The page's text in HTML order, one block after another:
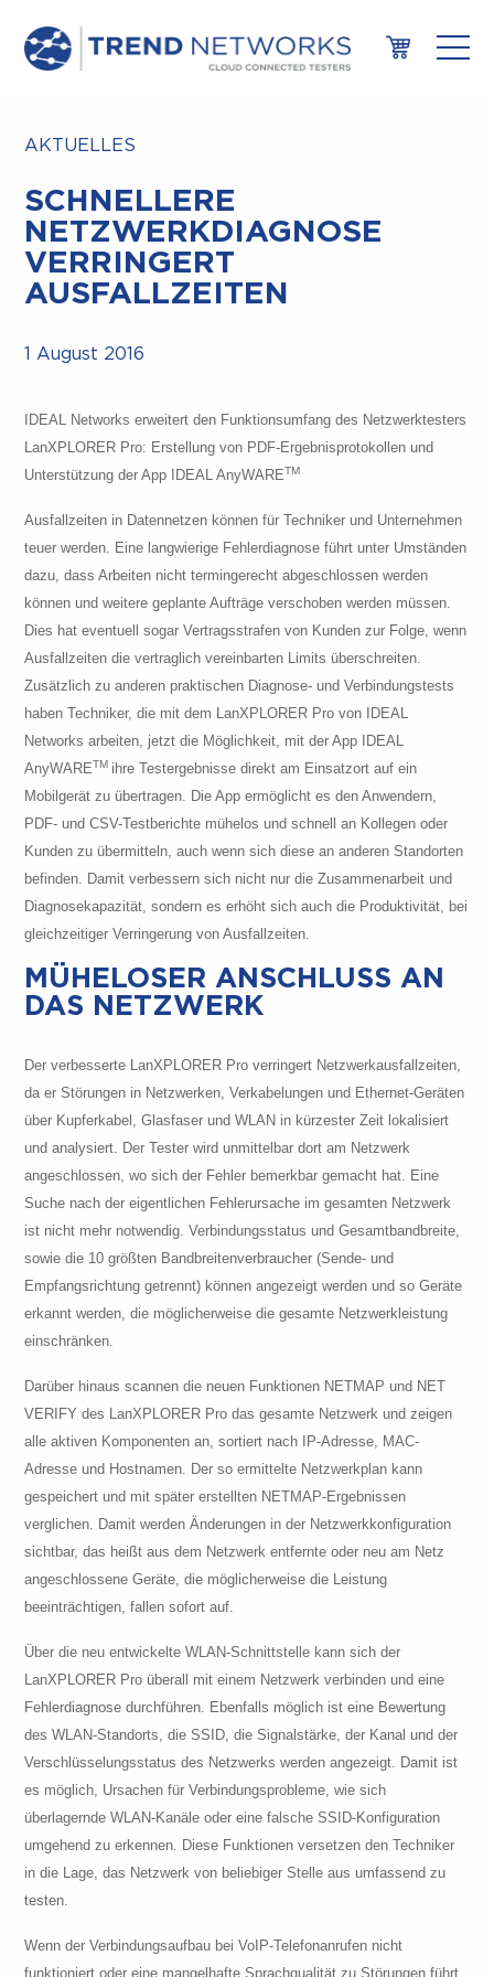
AKTUELLES
SCHNELLERE
NETZWERKDIAGNOSE
VERRINGERT
AUSFALLZEITEN
1 August 2016
IDEAL Networks erweitert den Funktionsumfang des Netzwerktesters
LanXPLORER Pro: Erstellung von PDF-Ergebnisprotokollen und
Unterstützung der App IDEAL AnyWARETM
Ausfallzeiten in Datennetzen können für Techniker und Unternehmen
teuer werden. Eine langwierige Fehlerdiagnose führt unter Umständen
dazu, dass Arbeiten nicht termingerecht abgeschlossen werden
können und weitere geplante Aufträge verschoben werden müssen.
Dies hat eventuell sogar Vertragsstrafen von Kunden zur Folge, wenn
Ausfallzeiten die vertraglich vereinbarten Limits überschreiten.
Zusätzlich zu anderen praktischen Diagnose- und Verbindungstests
haben Techniker, die mit dem LanXPLORER Pro von IDEAL
Networks arbeiten, jetzt die Möglichkeit, mit der App IDEAL
AnyWARETM ihre Testergebnisse direkt am Einsatzort auf ein
Mobilgerät zu übertragen. Die App ermöglicht es den Anwendern,
PDF- und CSV-Testberichte mühelos und schnell an Kollegen oder
Kunden zu übermitteln, auch wenn sich diese an anderen Standorten
befinden. Damit verbessern sich nicht nur die Zusammenarbeit und
Diagnosekapazität, sondern es erhöht sich auch die Produktivität, bei
gleichzeitiger Verringerung von Ausfallzeiten.
MÜHELOSER ANSCHLUSS AN
DAS NETZWERK
Der verbesserte LanXPLORER Pro verringert Netzwerkausfallzeiten,
da er Störungen in Netzwerken, Verkabelungen und Ethernet-Geräten
über Kupferkabel, Glasfaser und WLAN in kürzester Zeit lokalisiert
und analysiert. Der Tester wird unmittelbar dort am Netzwerk
angeschlossen, wo sich der Fehler bemerkbar gemacht hat. Eine
Suche nach der eigentlichen Fehlerursache im gesamten Netzwerk
ist nicht mehr notwendig. Verbindungsstatus und Gesamtbandbreite,
sowie die 10 größten Bandbreitenverbraucher (Sende- und
Empfangsrichtung getrennt) können angezeigt werden und so Geräte
erkannt werden, die möglicherweise die gesamte Netzwerkleistung
einschränken.
Darüber hinaus scannen die neuen Funktionen NETMAP und NET
VERIFY des LanXPLORER Pro das gesamte Netzwerk und zeigen
alle aktiven Komponenten an, sortiert nach IP-Adresse, MAC-
Adresse und Hostnamen. Der so ermittelte Netzwerkplan kann
gespeichert und mit später erstellten NETMAP-Ergebnissen
verglichen. Damit werden Änderungen in der Netzwerkkonfiguration
sichtbar, das heißt aus dem Netzwerk entfernte oder neu am Netz
angeschlossene Geräte, die möglicherweise die Leistung
beeinträchtigen, fallen sofort auf.
Über die neu entwickelte WLAN-Schnittstelle kann sich der
LanXPLORER Pro überall mit einem Netzwerk verbinden und eine
Fehlerdiagnose durchführen. Ebenfalls möglich ist eine Bewertung
des WLAN-Standorts, die SSID, die Signalstärke, der Kanal und der
Verschlüsselungsstatus des Netzwerks werden angezeigt. Damit ist
es möglich, Ursachen für Verbindungsprobleme, wie sich
überlagernde WLAN-Kanäle oder eine falsche SSID-Konfiguration
umgehend zu erkennen. Diese Funktionen versetzen den Techniker
in die Lage, das Netzwerk von beliebiger Stelle aus umfassend zu
testen.
Wenn der Verbindungsaufbau bei VoIP-Telefonanrufen nicht
funktioniert oder eine mangelhafte Sprachqualität zu Störungen führt,